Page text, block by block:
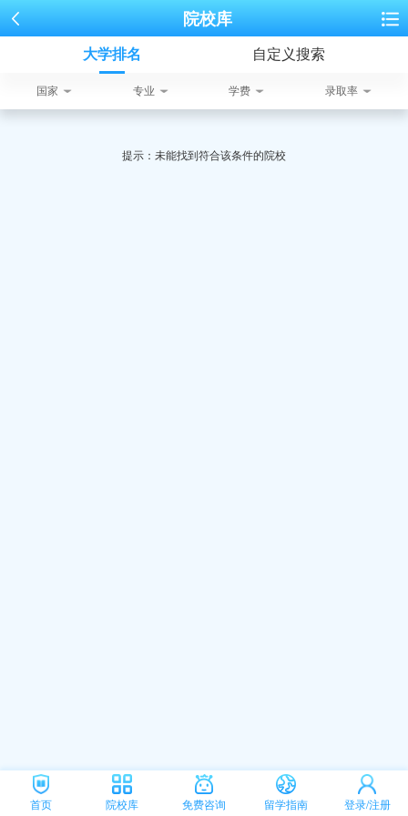
院校库
大学排名 自定义搜索
国家 专业 学费 录取率
提示：未能找到符合该条件的院校
首页 院校库 免费咨询 留学指南 登录/注册